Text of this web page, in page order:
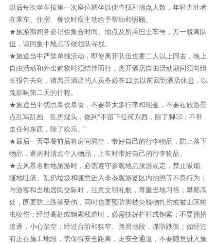
以后每次坐车按第一次座位就坐以便查找和清点人数，年轻力壮者
在乘车、住宿、餐饮时应主动给予帮助和照顾。
★旅游期间务必记住集合时间、地点及所乘巴士车号，万一脱离队
伍，请回集中地点等候领队寻找。
★旅途当中严禁单独活动，即使离开队伍也要二人以上同去，晚上
自由活动和外出购物时须结伴而行，离开酒店自由活动期间须向组
长报告去向，请离开酒店的人员务必在12点以前回到酒店休息，以
免影响第二天的行程。
★旅途当中切忌暴饮暴食，不要带太多行李和现金，不要在旅游景
点乱写乱画、乱扔烟头，做到“不留下任何东西，除了脚印；不带
走任何东西，除了欢乐。”
★最后一天早餐前后将房间腾空，带好自己的行李物品，防止落下
物品，退房时清点个人物品，上车时带好自己的行李物品。
★去风景名胜地旅游时，必需遵守参观地点旅游规定，禁止吸烟、
随地吐痰、乱扔垃圾和随意进入非参观游览区内拍照等不良行为；
与游客和当地居民交际时，注意文明礼貌，尊重当地习俗；攀爬高
处，既要防止跌落受伤，同时也要预防脚被尖锐物扎伤或被山区蛇
虫咬伤；经过高处或钢索栈道时，必需扶好栏杆或钢索；不要拥挤
追逐，小心踏空；经过台阶和狭窄、路滑地段，谨防跌倒；如经过
有正在施工地段，需保持安全距离，走安全通道，不要随意进入施